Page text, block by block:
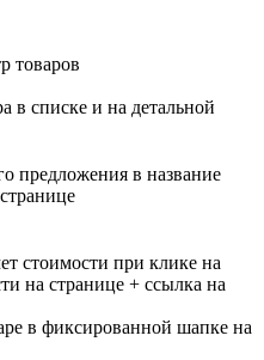
товаров
в списке и на детальной
предложения в название
стоимости при клике на
на странице + ссылка на
в фиксированной шапке на